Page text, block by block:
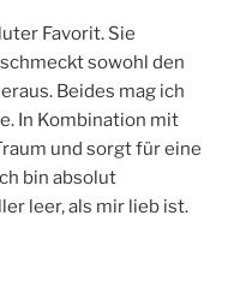
Favorit. Sie
sowohl den
Beides mag ich
In Kombination mit
und sorgt für eine
bin absolut
leer, als mir lieb ist.